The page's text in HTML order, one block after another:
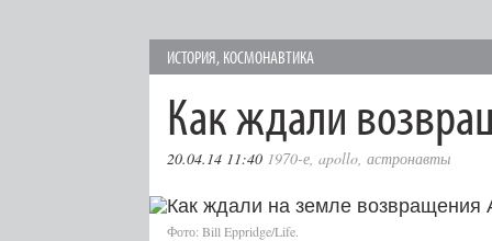
ИСТОРИЯ, КОСМОНАВТИКА
Как ждали
20.04.14 11:40 1970-е, apollo, астронавты
Фото: Bill Eppridge/Life.